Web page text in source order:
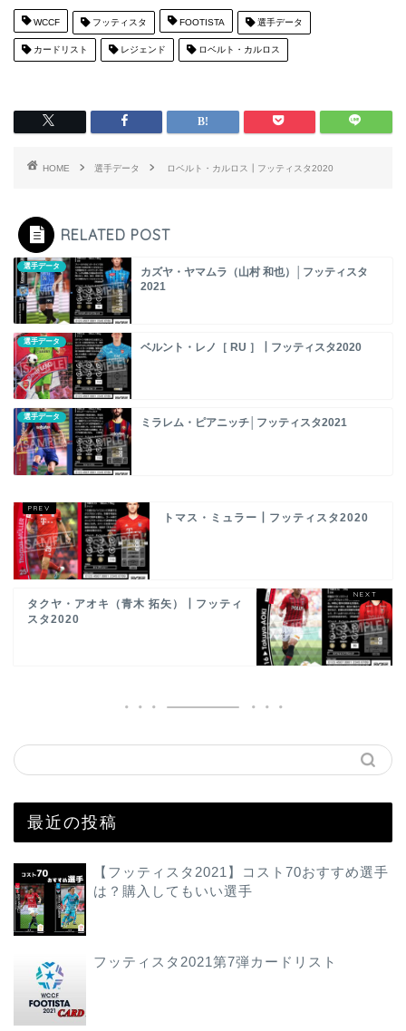
WCCF フッティスタ FOOTISTA 選手データ
カードリスト レジェンド ロベルト・カルロス
HOME 選手データ ロベルト・カルロス┃フッティスタ2020
RELATED POST
選手データ
カズヤ・ヤマムラ（山村 和也）│フッティスタ
2021
選手データ ベルント・レノ［ RU ］┃フッティスタ2020
選手データ ミラレム・ピアニッチ│フッティスタ2021
トマス・ミュラー┃フッティスタ2020
タクヤ・アオキ（青木 拓矢）┃フッティ
スタ2020
最近の投稿
【フッティスタ2021】コスト70おすすめ選手
は？購入してもいい選手
フッティスタ2021第7弾カードリスト